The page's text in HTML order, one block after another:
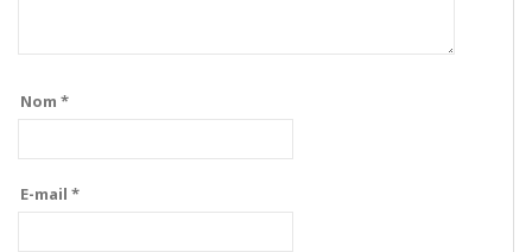
Nom *
E-mail *